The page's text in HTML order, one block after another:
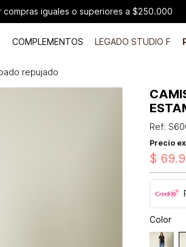
compras iguales o superiores a $250.000
COMPLEMENTOS LEGADO STUDIO F
repujado
Ref:
Precio
$ 69.
Color